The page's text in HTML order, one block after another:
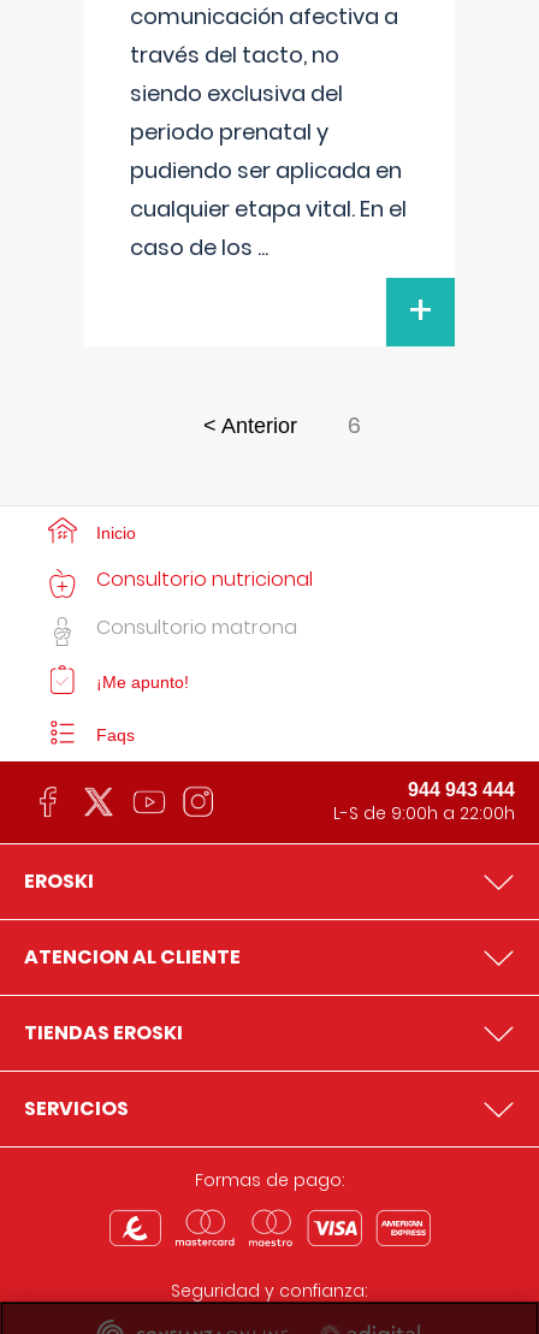
comunicación afectiva a
través del tacto, no
siendo exclusiva del
periodo prenatal y
pudiendo ser aplicada en
cualquier etapa vital. En el
caso de los ...
+
< Anterior 6
Inicio
Consultorio nutricional
Consultorio matrona
¡Me apunto!
Faqs
944 943 444
L-S de 9:00h a 22:00h
EROSKI
ATENCION AL CLIENTE
TIENDAS EROSKI
SERVICIOS
Formas de pago:
Seguridad y confianza: